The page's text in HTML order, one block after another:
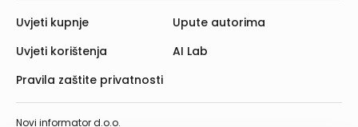
Novi informator d.o.o.
Uvjeti kupnje
Uvjeti korištenja
Pravila zaštite privatnosti
Upute autorima
AI Lab